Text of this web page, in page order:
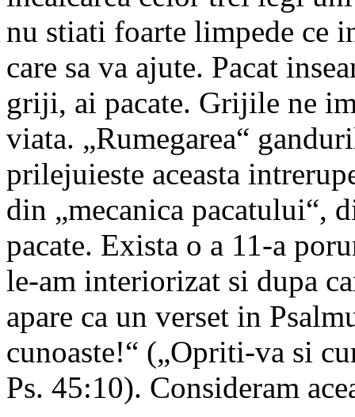
nu stiati foarte limpede ce
care sa va ajute. Pacat
griji, ai pacate. Grijile ne
viata. „Rumegarea“
prilejuieste aceasta
din „mecanica pacatului“,
pacate. Exista o a 11-a
le-am interiorizat si dupa
apare ca un verset in
cunoaste!“ („Opriti-va si
Ps. 45:10). Consideram